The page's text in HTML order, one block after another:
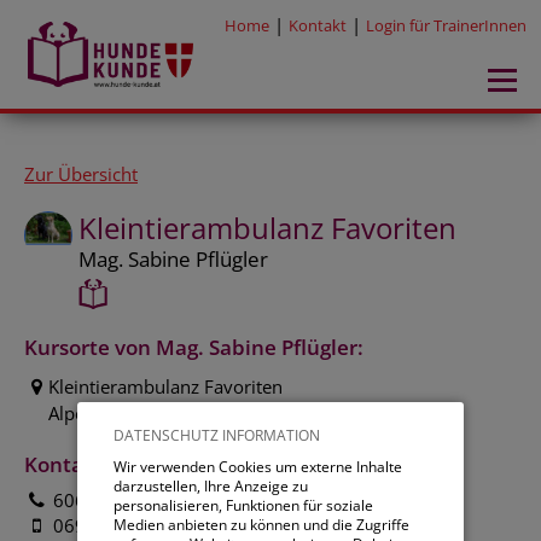
DATENSCHUTZ INFORMATION
Wir verwenden Cookies um externe Inhalte
darzustellen, Ihre Anzeige zu
personalisieren, Funktionen für soziale
Medien anbieten zu können und die Zugriffe
Home | Kontakt | Login für TrainerInnen
Zur Übersicht
Kleintierambulanz Favoriten
Mag. Sabine Pflügler
Kursorte von Mag. Sabine Pflügler:
Kleintierambulanz Favoriten
Alpengasse 1, 1100 Wien
Kontakt:
606 25 95
0699 17 606 259